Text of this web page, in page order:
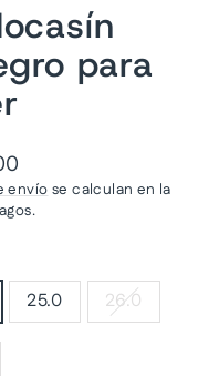
para
envío se calculan en la
25.0 26.0